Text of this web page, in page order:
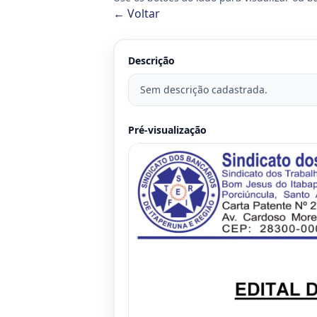
← Voltar
Descrição
Sem descrição cadastrada.
Pré-visualização